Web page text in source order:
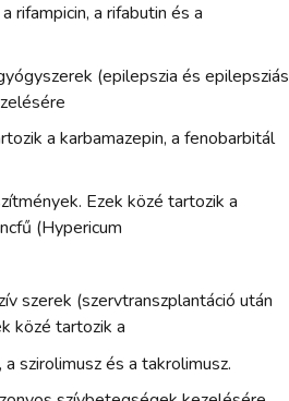
rifampicin, a rifabutin és a
(epilepszia és epilepsziás
a karbamazepin, a fenobarbitál
Ezek közé tartozik a
(Hypericum
szerek (szervtranszplantáció után
közé tartozik a
szirolimusz és a takrolimusz.